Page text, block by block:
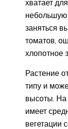
хватает
заняться
томатов,
хлопотное
Растение
типу и
высоты. На
имеет
вегетации